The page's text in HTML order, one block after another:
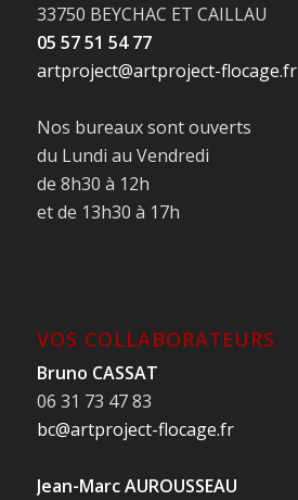
33750 BEYCHAC ET CAILLAU
05 57 51 54 77
artproject@artproject-flocage.fr
Nos bureaux sont ouverts
du Lundi au Vendredi
de 8h30 à 12h
et de 13h30 à 17h
VOS COLLABORATEURS
Bruno CASSAT
06 31 73 47 83
bc@artproject-flocage.fr
Jean-Marc AUROUSSEAU